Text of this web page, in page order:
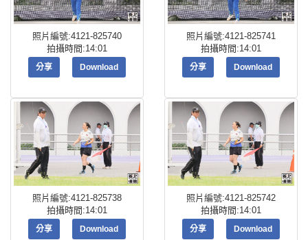
照片編號:4121-825740
拍攝時間:14:01
分享 Download
照片編號:4121-825741
拍攝時間:14:01
分享 Download
照片編號:4121-825738
拍攝時間:14:01
分享 Download
照片編號:4121-825742
拍攝時間:14:01
分享 Download